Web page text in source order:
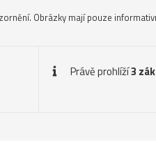
Obrázky mají pouze
Právě prohlíží3